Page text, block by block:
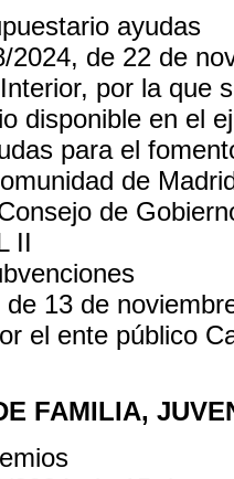
ayudas
2024, de 22 de
por la que
disponible en el
para el
de
de
II
13 de
el ente público
FAMILIA,